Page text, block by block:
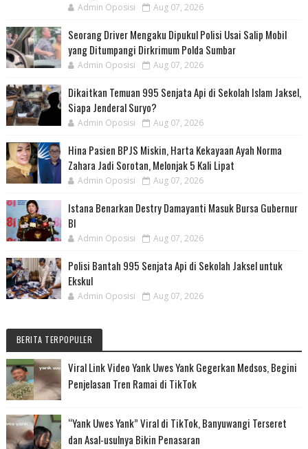
Admin Oposisi Aug 07, 2026
Seorang Driver Mengaku Dipukul Polisi Usai Salip Mobil
yang Ditumpangi Dirkrimum Polda Sumbar
Admin Oposisi Aug 07, 2026
Dikaitkan Temuan 995 Senjata Api di Sekolah Islam Jaksel,
Siapa Jenderal Suryo?
Admin Oposisi Aug 07, 2026
Hina Pasien BPJS Miskin, Harta Kekayaan Ayah Norma
Zahara Jadi Sorotan, Melonjak 5 Kali Lipat
Admin Oposisi Aug 07, 2026
Istana Benarkan Destry Damayanti Masuk Bursa Gubernur
BI
Admin Oposisi Aug 07, 2026
Polisi Bantah 995 Senjata Api di Sekolah Jaksel untuk
Ekskul
Admin Oposisi Aug 07, 2026
BERITA TERPOPULER
Viral Link Video Yank Uwes Yank Gegerkan Medsos, Begini
Penjelasan Tren Ramai di TikTok
“Yank Uwes Yank” Viral di TikTok, Banyuwangi Terseret
dan Asal-usulnya Bikin Penasaran